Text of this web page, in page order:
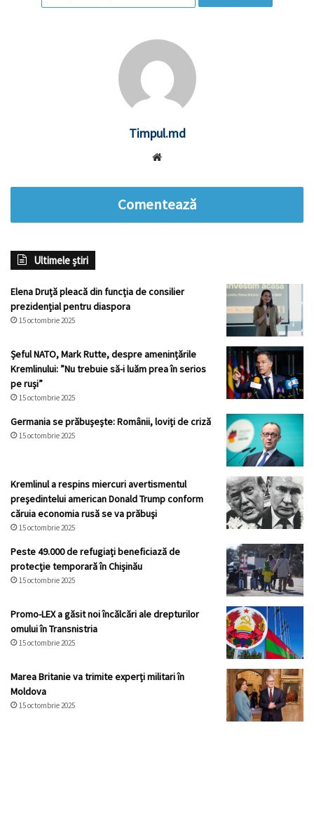
Timpul.md
Comentează
Ultimele știri
Elena Druță pleacă din funcția de consilier
prezidențial pentru diaspora
15 octombrie 2025
Șeful NATO, Mark Rutte, despre amenințările
Kremlinului: ”Nu trebuie să-i luăm prea în serios
pe ruși”
15 octombrie 2025
Germania se prăbușește: Românii, loviți de criză
15 octombrie 2025
Kremlinul a respins miercuri avertismentul
preşedintelui american Donald Trump conform
căruia economia rusă se va prăbuşi
15 octombrie 2025
Peste 49.000 de refugiați beneficiază de
protecție temporară în Chișinău
15 octombrie 2025
Promo-LEX a găsit noi încălcări ale drepturilor
omului în Transnistria
15 octombrie 2025
Marea Britanie va trimite experți militari în
Moldova
15 octombrie 2025